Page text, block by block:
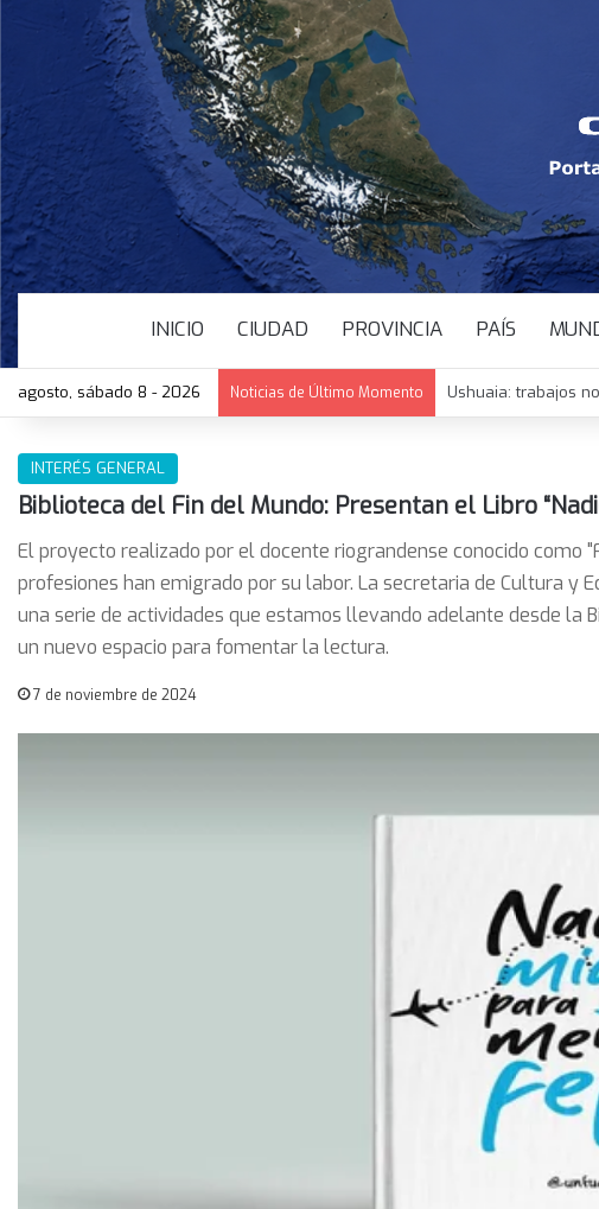
INICIO CIUDAD PROVINCIA PAÍS
agosto, sábado 8 - 2026 Noticias de Último Momento Ushuaia: trabajos
INTERÉS GENERAL
Biblioteca del Fin del Mundo: Presentan el Libro
El proyecto realizado por el docente riograndense conocido como
profesiones han emigrado por su labor. La secretaria de Cultura y
una serie de actividades que estamos llevando adelante desde la
un nuevo espacio para fomentar la lectura.
7 de noviembre de 2024